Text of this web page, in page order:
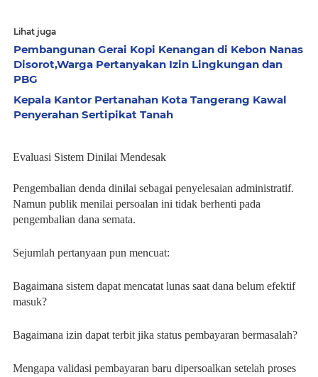
Lihat juga
Pembangunan Gerai Kopi Kenangan di Kebon Nanas
Disorot,Warga Pertanyakan Izin Lingkungan dan
PBG
Kepala Kantor Pertanahan Kota Tangerang Kawal
Penyerahan Sertipikat Tanah
Evaluasi Sistem Dinilai Mendesak
Pengembalian denda dinilai sebagai penyelesaian administratif.
Namun publik menilai persoalan ini tidak berhenti pada
pengembalian dana semata.
Sejumlah pertanyaan pun mencuat:
Bagaimana sistem dapat mencatat lunas saat dana belum efektif
masuk?
Bagaimana izin dapat terbit jika status pembayaran bermasalah?
Mengapa validasi pembayaran baru dipersoalkan setelah proses